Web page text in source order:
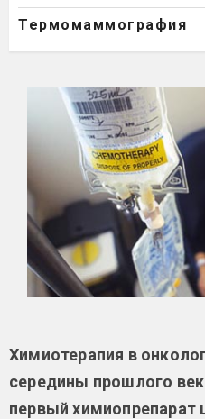
Термомаммография
Химиотерапия в
середины прошлого
первый химиопрепарат